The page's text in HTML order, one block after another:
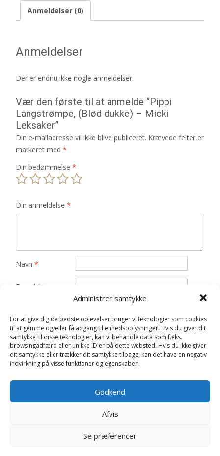
Administrer samtykke
For at give dig de bedste oplevelser bruger vi teknologier som cookies
til at gemme og/eller få adgang til enhedsoplysninger. Hvis du giver dit
samtykke til disse teknologier, kan vi behandle data som f.eks.
browsingadfærd eller unikke ID'er på dette websted. Hvis du ikke giver
dit samtykke eller trækker dit samtykke tilbage, kan det have en negativ
indvirkning på visse funktioner og egenskaber.
Godkend
Afvis
Se præferencer
Anmeldelser (0)
Anmeldelser
Der er endnu ikke nogle anmeldelser.
Vær den første til at anmelde “Pippi
Langstrømpe, (Blød dukke) – Micki
Leksaker”
Din e-mailadresse vil ikke blive publiceret. Krævede felter er
markeret med *
Din bedømmelse *
Din anmeldelse *
Navn *
E-mail *
Gem mit navn, mail og websted i denne browser til
næste gang jeg kommenterer.
Relaterede varer